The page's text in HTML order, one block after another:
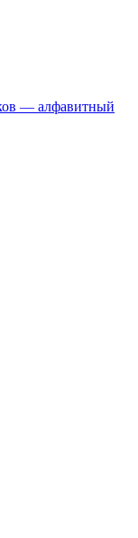
— алфавитный